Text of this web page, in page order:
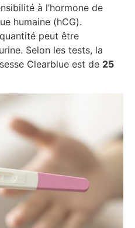
à l’hormone de
humaine (hCG).
peut être
Selon les tests, la
Clearblue est de 25